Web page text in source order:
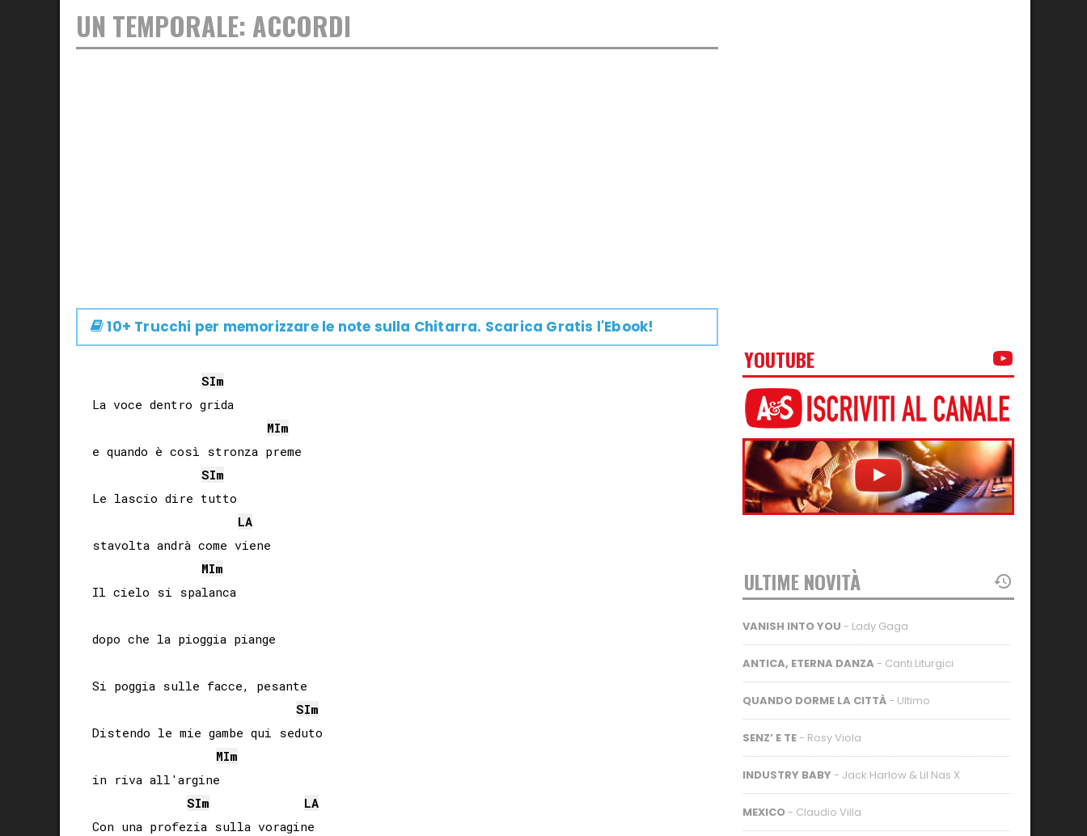
UN TEMPORALE: ACCORDI
10+ Trucchi per memorizzare le note sulla Chitarra. Scarica Gratis l'Ebook!
SIm
La voce dentro grida
MIm
e quando è così stronza preme
SIm
Le lascio dire tutto
LA
stavolta andrà come viene
MIm
Il cielo si spalanca
dopo che la pioggia piange
Si poggia sulle facce, pesante
SIm
Distendo le mie gambe qui seduto
MIm
in riva all'argine
SIm
LA
Con una profezia sulla voragine
YOUTUBE
ULTIME NOVITÀ
VANISH INTO YOU - Lady Gaga
ANTICA, ETERNA DANZA - Canti Liturgici
QUANDO DORME LA CITTÀ - Ultimo
SENZ’ E TE - Rosy Viola
INDUSTRY BABY - Jack Harlow & Lil Nas X
MEXICO - Claudio Villa